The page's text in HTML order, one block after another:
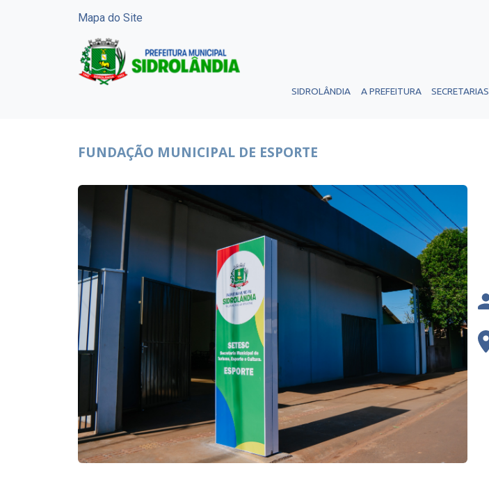
Mapa do Site
SIDROLÂNDIA A PREFEITURA SECRETARIAS
FUNDAÇÃO MUNICIPAL DE ESPORTE